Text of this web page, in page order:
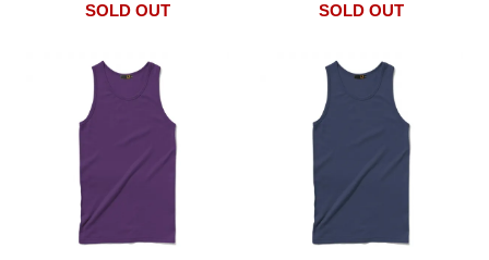
SOLD OUT
SOLD OUT